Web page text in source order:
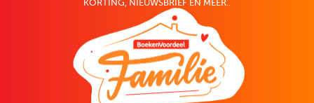
KORTING, NIEUWSBRIEF EN MEER..